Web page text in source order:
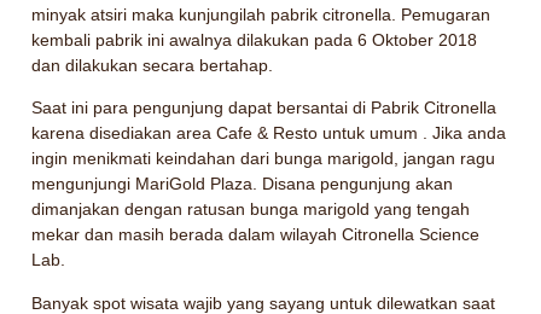
minyak atsiri maka kunjungilah pabrik citronella. Pemugaran
kembali pabrik ini awalnya dilakukan pada 6 Oktober 2018
dan dilakukan secara bertahap.
Saat ini para pengunjung dapat bersantai di Pabrik Citronella
karena disediakan area Cafe & Resto untuk umum . Jika anda
ingin menikmati keindahan dari bunga marigold, jangan ragu
mengunjungi MariGold Plaza. Disana pengunjung akan
dimanjakan dengan ratusan bunga marigold yang tengah
mekar dan masih berada dalam wilayah Citronella Science
Lab.
Banyak spot wisata wajib yang sayang untuk dilewatkan saat